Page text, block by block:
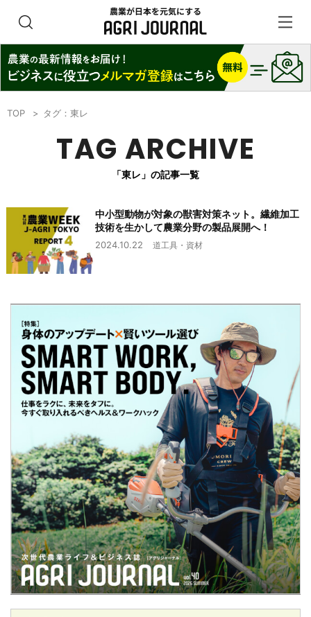
TOP タグ：東レ
TAG ARCHIVE
「東レ」の記事一覧
中小型動物が対象の獣害対策ネット。繊維加工
技術を生かして農業分野の製品展開へ！
2024.10.22 道工具・資材